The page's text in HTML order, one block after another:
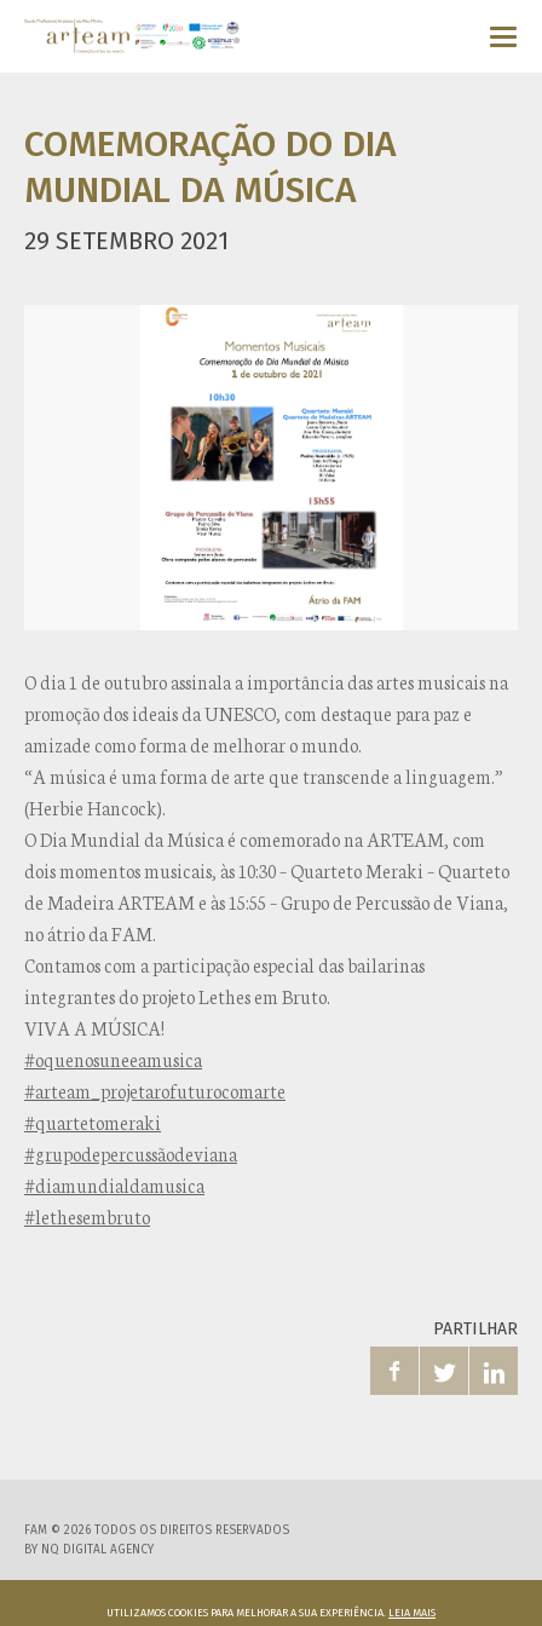
COMEMORAÇÃO DO DIA
MUNDIAL DA MÚSICA
29 SETEMBRO 2021
O dia 1 de outubro assinala a importância das artes musicais na
promoção dos ideais da UNESCO, com destaque para paz e
amizade como forma de melhorar o mundo.
“A música é uma forma de arte que transcende a linguagem.”
(Herbie Hancock).
O Dia Mundial da Música é comemorado na ARTEAM, com
dois momentos musicais, às 10:30 – Quarteto Meraki – Quarteto
de Madeira ARTEAM e às 15:55 – Grupo de Percussão de Viana,
no átrio da FAM.
Contamos com a participação especial das bailarinas
integrantes do projeto Lethes em Bruto.
VIVA A MÚSICA!
#oquenosuneeamusica
#arteam_projetarofuturocomarte
#quartetomeraki
#grupodepercussãodeviana
#diamundialdamusica
#lethesembruto
PARTILHAR
  
FAM © 2026 TODOS OS DIREITOS RESERVADOS
BY NQ DIGITAL AGENCY
UTILIZAMOS COOKIES PARA MELHORAR A SUA EXPERIÊNCIA. LEIA MAIS